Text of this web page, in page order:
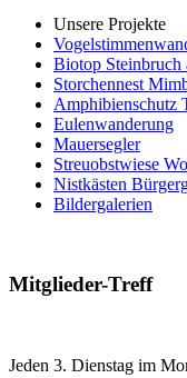
Unsere Projekte
Biotop Steinbruch
Storchennest
Amphibienschutz
Eulenwanderung
Mauersegler
Streuobstwiese
Nistkästen
Bildergalerien
Mitglieder-Treff
Jeden 3. Dienstag im